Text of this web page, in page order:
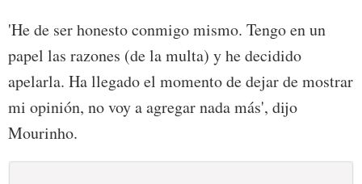
'He de ser honesto conmigo mismo. Tengo en un
papel las razones (de la multa) y he decidido
apelarla. Ha llegado el momento de dejar de mostrar
mi opinión, no voy a agregar nada más', dijo
Mourinho.